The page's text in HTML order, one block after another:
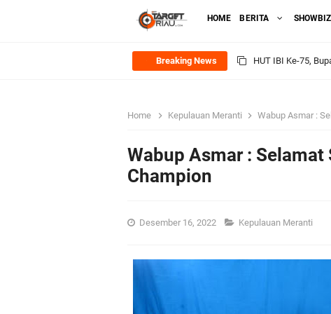
HOME BERITA SHOWBIZ
Breaking News HUT IBI Ke-75,
Rombongan
Home Kepulauan Meranti Wabup Asmar :
Wabup Asmar :
Champion
Desember 16, 2022 Kepulauan Meranti